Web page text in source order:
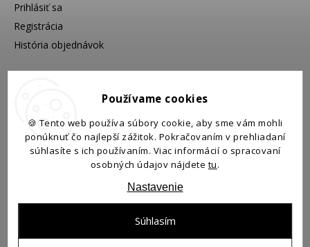
Používame cookies
🍪 Tento web používa súbory cookie, aby sme vám mohli
ponúknuť čo najlepší zážitok. Pokračovaním v prehliadaní
súhlasíte s ich používaním. Viac informácií o spracovaní
osobných údajov nájdete tu.
Nastavenie
Súhlasím
Prihlásiť sa
Registrácia
História objednávok
Hľadať